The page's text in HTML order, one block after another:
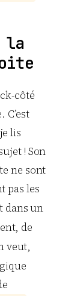
la
côté
lis
! Son
ne sont
pas les
dans un
de
veut,